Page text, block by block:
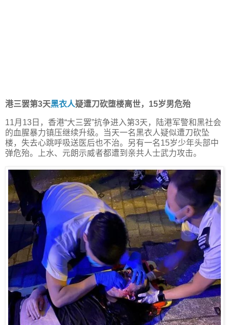
港三罢第3天黑衣人疑遭刀砍堕楼离世，15岁男危殆
11月13日，香港“大三罢”抗争进入第3天，陆港军警和黑社会
的血腥暴力镇压继续升级。当天一名黑衣人疑似遭刀砍坠
楼，失去心跳呼吸送医后也不治。另有一名15岁少年头部中
弹危殆。上水、元朗示威者都遭到亲共人士武力攻击。